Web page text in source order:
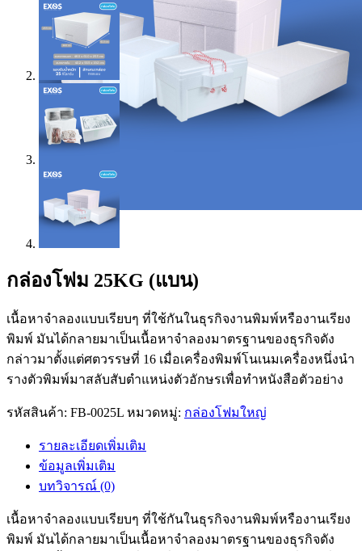
กล่องโฟม 25KG (แบน)
เนื้อหาจำลองแบบเรียบๆ ที่ใช้กันในธุรกิจงานพิมพ์หรืองานเรียง
พิมพ์ มันได้กลายมาเป็นเนื้อหาจำลองมาตรฐานของธุรกิจดัง
กล่าวมาตั้งแต่ศตวรรษที่ 16 เมื่อเครื่องพิมพ์โนเนมเครื่องหนึ่งนำ
รางตัวพิมพ์มาสลับสับตำแหน่งตัวอักษรเพื่อทำหนังสือตัวอย่าง
รหัสสินค้า: FB-0025L หมวดหมู่: กล่องโฟมใหญ่
รายละเอียดเพิ่มเติม
ข้อมูลเพิ่มเติม
บทวิจารณ์ (0)
เนื้อหาจำลองแบบเรียบๆ ที่ใช้กันในธุรกิจงานพิมพ์หรืองานเรียง
พิมพ์ มันได้กลายมาเป็นเนื้อหาจำลองมาตรฐานของธุรกิจดัง